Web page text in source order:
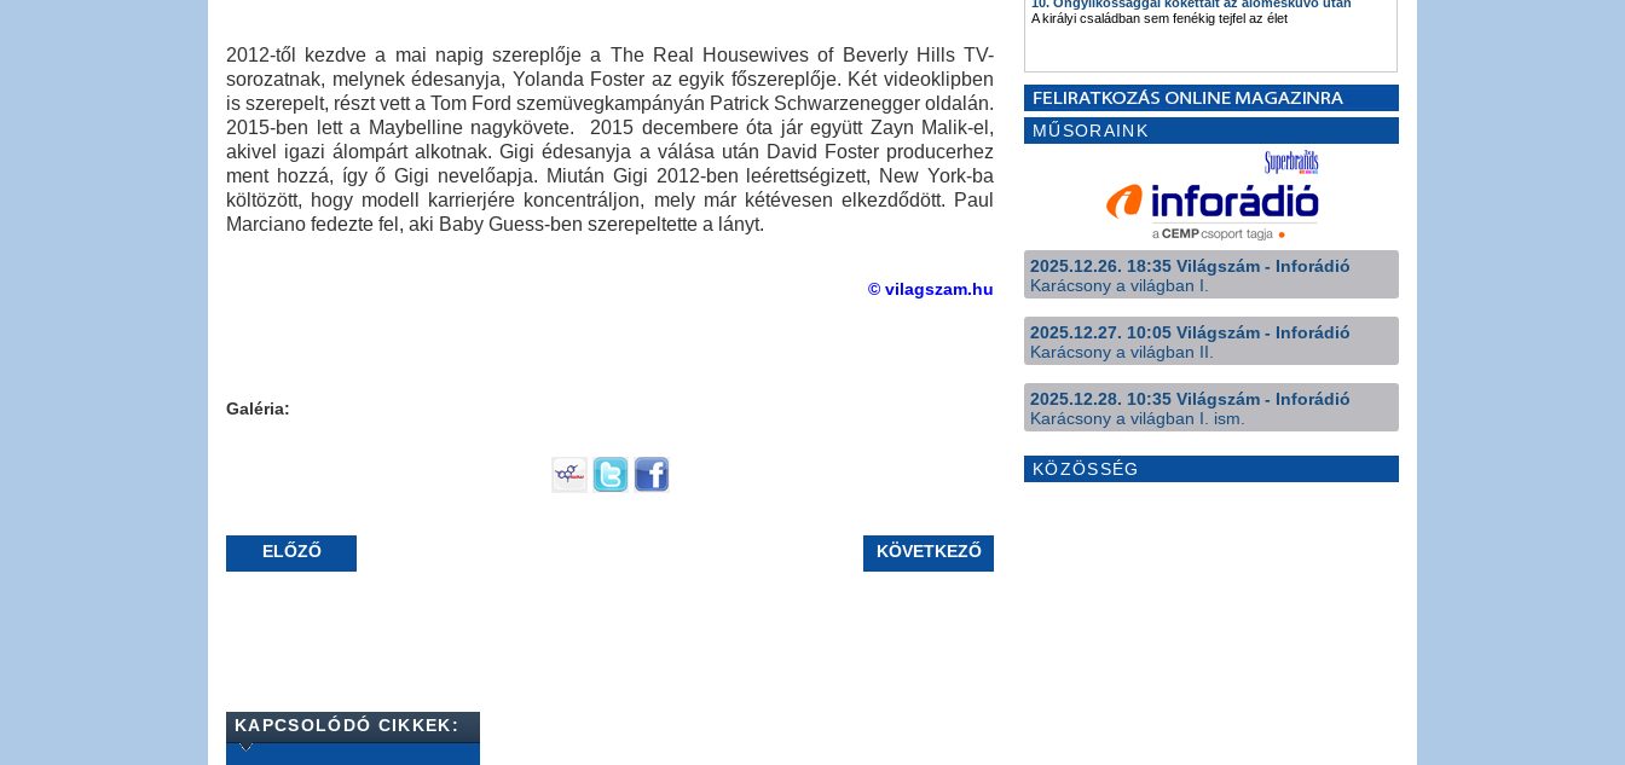
2012-től kezdve a mai napig szereplője a The Real Housewives of Beverly Hills TV-
sorozatnak, melynek édesanyja, Yolanda Foster az egyik főszereplője. Két videoklipben
is szerepelt, részt vett a Tom Ford szemüvegkampányán Patrick Schwarzenegger oldalán.
2015-ben lett a Maybelline nagykövete. 2015 decembere óta jár együtt Zayn Malik-el,
akivel igazi álompárt alkotnak. Gigi édesanyja a válása után David Foster producerhez
ment hozzá, így ő Gigi nevelőapja. Miután Gigi 2012-ben leérettségizett, New York-ba
költözött, hogy modell karrierjére koncentráljon, mely már kétévesen elkezdődött. Paul
Marciano fedezte fel, aki Baby Guess-ben szerepeltette a lányt.
© vilagszam.hu
Galéria:
ELŐZŐ KÖVETKEZŐ
KAPCSOLÓDÓ CIKKEK:
A királyi családban sem fenékig tejfel az élet
MŰSORAINK
2025.12.26. 18:35 Világszám - Inforádió
Karácsony a világban I.
2025.12.27. 10:05 Világszám - Inforádió
Karácsony a világban II.
2025.12.28. 10:35 Világszám - Inforádió
Karácsony a világban I. ism.
KÖZÖSSÉG